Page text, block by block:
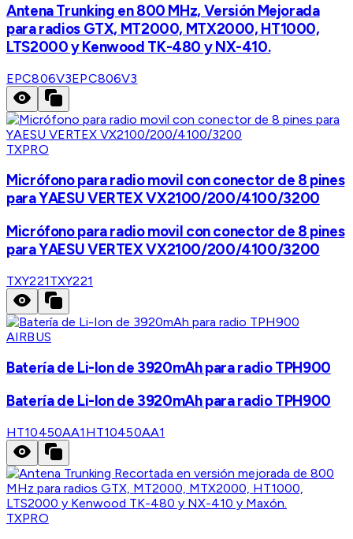
Antena Trunking en 800 MHz, Versión Mejorada
para radios GTX, MT2000, MTX2000, HT1000,
LTS2000 y Kenwood TK-480 y NX-410.
EPC806V3EPC806V3
TXPRO
Micrófono para radio movil con conector de 8 pines
para YAESU VERTEX VX2100/200/4100/3200
Micrófono para radio movil con conector de 8 pines
para YAESU VERTEX VX2100/200/4100/3200
TXY221TXY221
AIRBUS
Batería de Li-Ion de 3920mAh para radio TPH900
Batería de Li-Ion de 3920mAh para radio TPH900
HT10450AA1 HT10450AA1
TXPRO